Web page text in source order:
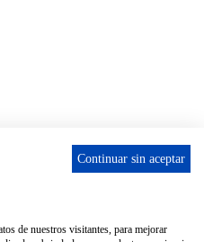
Continuar sin aceptar
de nuestros visitantes, para mejorar